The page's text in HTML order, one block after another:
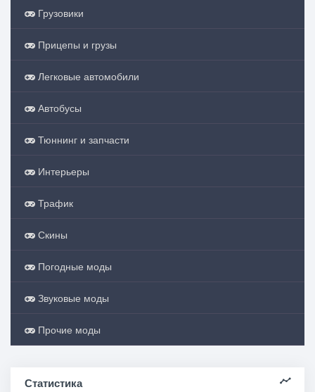
Грузовики
Прицепы и грузы
Легковые автомобили
Автобусы
Тюннинг и запчасти
Интерьеры
Трафик
Скины
Погодные моды
Звуковые моды
Прочие моды
Статистика